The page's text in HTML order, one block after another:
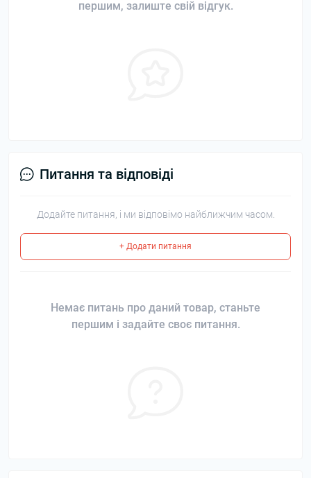
першим, залиште свій відгук.
Питання та відповіді
Додайте питання, і ми відповімо найближчим часом.
+ Додати питання
Немає питань про даний товар, станьте
першим і задайте своє питання.